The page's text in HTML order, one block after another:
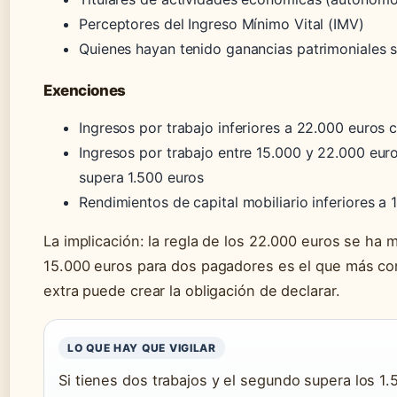
Perceptores del Ingreso Mínimo Vital (IMV)
Quienes hayan tenido ganancias patrimoniales
Exenciones
Ingresos por trabajo inferiores a 22.000 euros
Ingresos por trabajo entre 15.000 y 22.000
supera 1.500 euros
Rendimientos de capital mobiliario inferiores a
La implicación: la regla de los 22.000 euros se ha
15.000 euros para dos pagadores es el que más
extra puede crear la obligación de declarar.
LO QUE HAY QUE VIGILAR
Si tienes dos trabajos y el segundo supera los